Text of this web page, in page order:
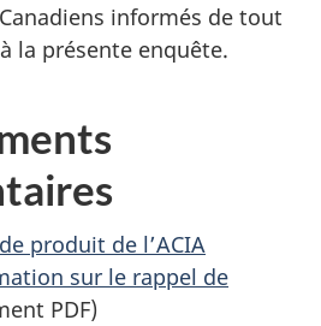
informés de tout
la présente enquête.
produit de l’ACIA
sur le rappel de
PDF)